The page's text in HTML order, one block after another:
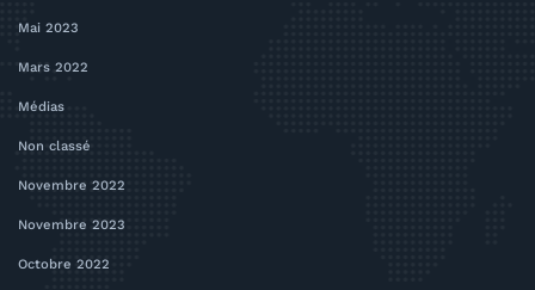
Mai 2023
Mars 2022
Médias
Non classé
Novembre 2022
Novembre 2023
Octobre 2022